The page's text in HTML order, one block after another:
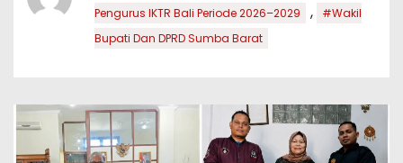
Pengurus IKTR Bali Periode 2026–2029
,
#Wakil
Bupati Dan DPRD Sumba Barat